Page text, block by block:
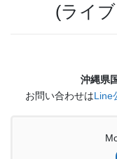
(ライ
沖縄県
お問い合わせはLine